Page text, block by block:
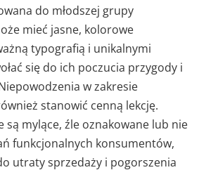
do młodszej grupy
mieć jasne, kolorowe
typografią i unikalnymi
się do ich poczucia przygody i
w zakresie
stanowić cenną lekcję.
są mylące, źle oznakowane lub nie
funkcjonalnych konsumentów,
utraty sprzedaży i pogorszenia